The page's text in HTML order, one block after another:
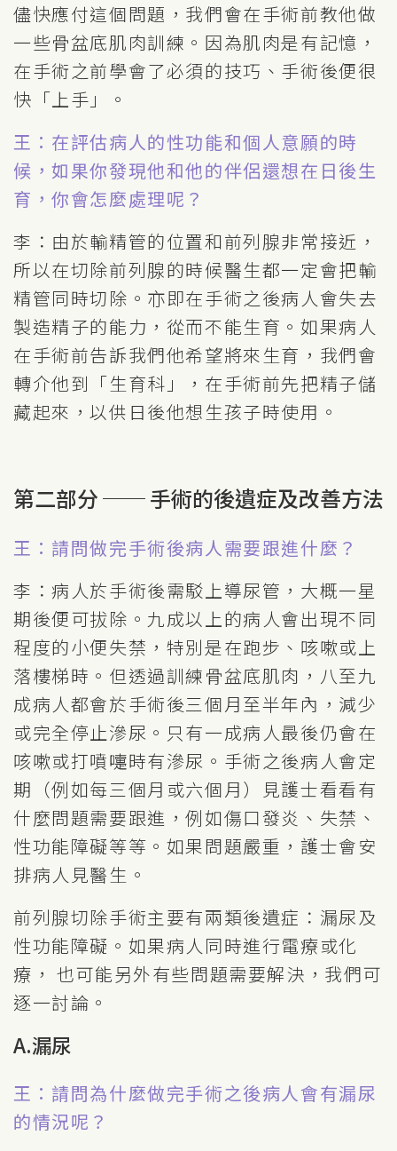
儘快應付這個問題，我們會在手術前教他做
一些骨盆底肌肉訓練。因為肌肉是有記憶，
在手術之前學會了必須的技巧、手術後便很
快「上手」。
王：在評估病人的性功能和個人意願的時
候，如果你發現他和他的伴侶還想在日後生
育，你會怎麼處理呢？
李：由於輸精管的位置和前列腺非常接近，
所以在切除前列腺的時候醫生都一定會把輸
精管同時切除。亦即在手術之後病人會失去
製造精子的能力，從而不能生育。如果病人
在手術前告訴我們他希望將來生育，我們會
轉介他到「生育科」，在手術前先把精子儲
藏起來，以供日後他想生孩子時使用。
第二部分 ── 手術的後遺症及改善方法
王：請問做完手術後病人需要跟進什麼？
李：病人於手術後需駁上導尿管，大概一星
期後便可拔除。九成以上的病人會出現不同
程度的小便失禁，特別是在跑步、咳嗽或上
落樓梯時。但透過訓練骨盆底肌肉，八至九
成病人都會於手術後三個月至半年內，減少
或完全停止滲尿。只有一成病人最後仍會在
咳嗽或打噴嚏時有滲尿。手術之後病人會定
期（例如每三個月或六個月）見護士看看有
什麼問題需要跟進，例如傷口發炎、失禁、
性功能障礙等等。如果問題嚴重，護士會安
排病人見醫生。
前列腺切除手術主要有兩類後遺症：漏尿及
性功能障礙。如果病人同時進行電療或化
療， 也可能另外有些問題需要解決，我們可
逐一討論。
A.漏尿
王：請問為什麼做完手術之後病人會有漏尿
的情況呢？